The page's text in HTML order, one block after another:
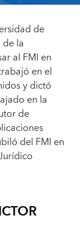
de
la
al FMI en
en el
y dictó
en la
de
del FMI en